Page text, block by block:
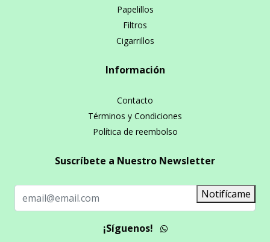
Papelillos
Filtros
Cigarrillos
Información
Contacto
Términos y Condiciones
Política de reembolso
Suscríbete a Nuestro Newsletter
Notifícame
¡Síguenos!